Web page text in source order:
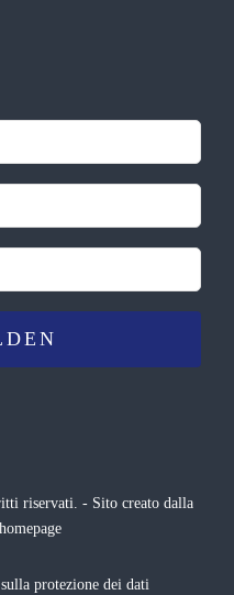
riservati. - Sito creato dalla
protezione dei dati